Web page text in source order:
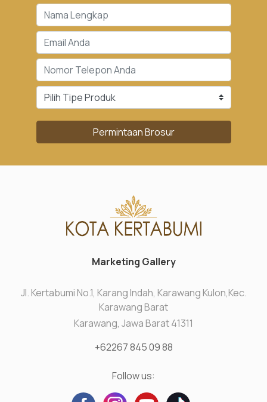
Permintaan Brosur
Marketing Gallery
Jl. Kertabumi No.1, Karang Indah, Karawang Kulon,Kec.
Karawang Barat
Karawang, Jawa Barat 41311
+62267 845 09 88
Follow us: